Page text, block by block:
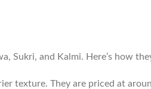
Sukri, and Kalmi. Here’s how
texture. They are priced at